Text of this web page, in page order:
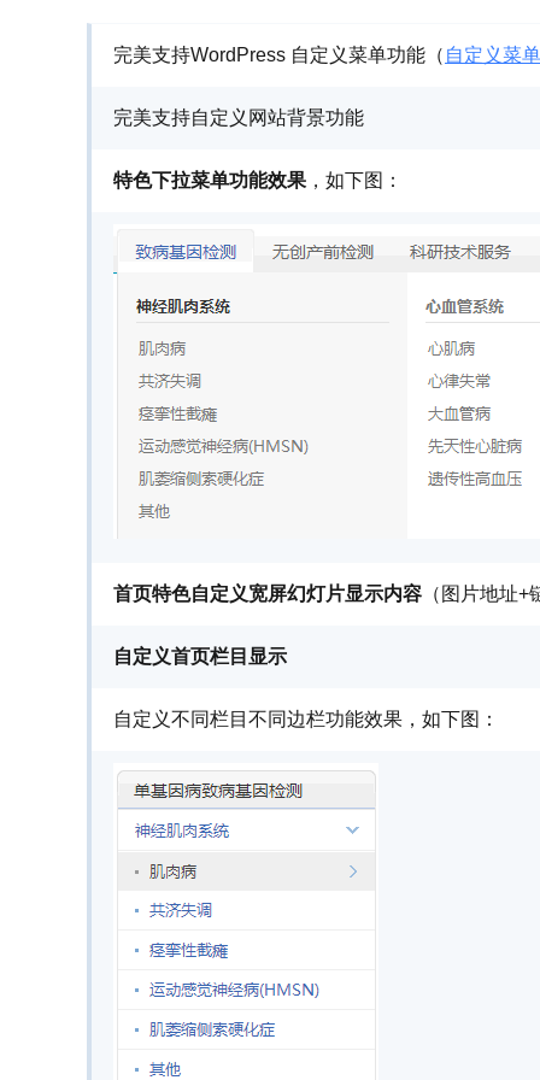
完美支持WordPress 自定义菜单功能（ 自定义菜
完美支持自定义网站背景功能
特色下拉菜单功能效果 ，如下图：
首页特色自定义宽屏幻灯片显示内容 （图片地址+
自定义首页栏目显示
自定义不同栏目不同边栏功能效果，如下图：